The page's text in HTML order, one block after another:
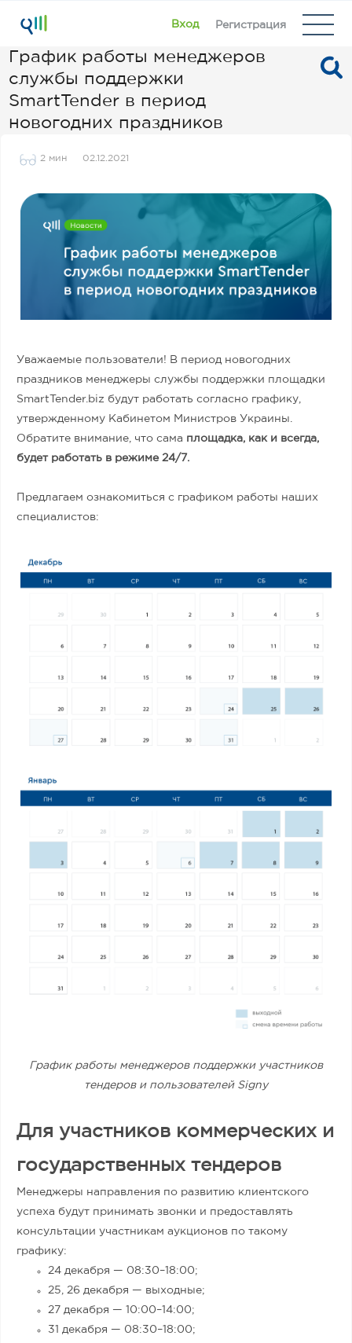
Вход Регистрация
График работы менеджеров
службы поддержки
SmartTender в период
новогодних праздников
2 мин 02.12.2021
Уважаемые пользователи! В период новогодних
праздников менеджеры службы поддержки площадки
SmartTender.biz будут работать согласно графику,
утвержденному Кабинетом Министров Украины.
Обратите внимание, что сама площадка, как и всегда,
будет работать в режиме 24/7.
Предлагаем ознакомиться с графиком работы наших
специалистов:
График работы менеджеров поддержки участников
тендеров и пользователей Signy
Для участников коммерческих и
государственных тендеров
Менеджеры направления по развитию клиентского
успеха будут принимать звонки и предоставлять
консультации участникам аукционов по такому
графику:
24 декабря — 08:30–18:00;
25, 26 декабря — выходные;
27 декабря — 10:00–14:00;
31 декабря — 08:30–18:00;